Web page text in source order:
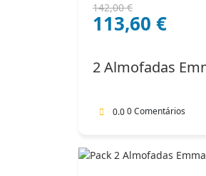
142,00€
O
preço
142,00 €.
113,60 €
O
preço
113,60 €.
2 Almofadas
0.00 Comentários